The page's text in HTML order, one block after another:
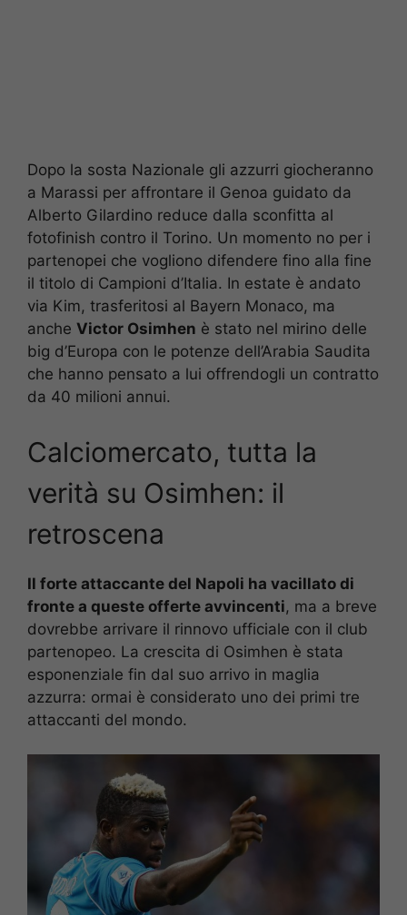
Dopo la sosta Nazionale gli azzurri giocheranno
a Marassi per affrontare il Genoa guidato da
Alberto Gilardino reduce dalla sconfitta al
fotofinish contro il Torino. Un momento no per i
partenopei che vogliono difendere fino alla fine
il titolo di Campioni d’Italia. In estate è andato
via Kim, trasferitosi al Bayern Monaco, ma
anche Victor Osimhen è stato nel mirino delle
big d’Europa con le potenze dell’Arabia Saudita
che hanno pensato a lui offrendogli un contratto
da 40 milioni annui.
Calciomercato, tutta la
verità su Osimhen: il
retroscena
Il forte attaccante del Napoli ha vacillato di
fronte a queste offerte avvincenti, ma a breve
dovrebbe arrivare il rinnovo ufficiale con il club
partenopeo. La crescita di Osimhen è stata
esponenziale fin dal suo arrivo in maglia
azzurra: ormai è considerato uno dei primi tre
attaccanti del mondo.